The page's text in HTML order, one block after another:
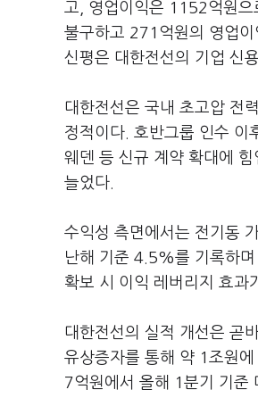
고, 영업이익은 1152억원
불구하고 271억원의 영업
신평은 대한전선의 기업 신
대한전선은 국내 초고압 전
정적이다. 호반그룹 인수 이
웨덴 등 신규 계약 확대에
늘었다.
수익성 측면에서는 전기동
난해 기준 4.5%를 기록하
확보 시 이익 레버리지 효과
대한전선의 실적 개선은 곧
유상증자를 통해 약 1조원
7억원에서 올해 1분기 기